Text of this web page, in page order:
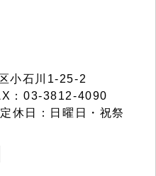
小石川1-25-2
：03-3812-4090
休日：日曜日・祝祭